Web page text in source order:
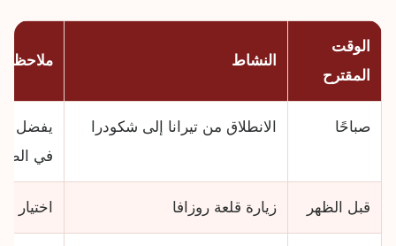
الوقت
المقترح
النشاط ملاحظة
صباحًا الانطلاق من تيرانا إلى شكودرا
يفضل
في
قبل الظهر زيارة قلعة روزافا اختيار